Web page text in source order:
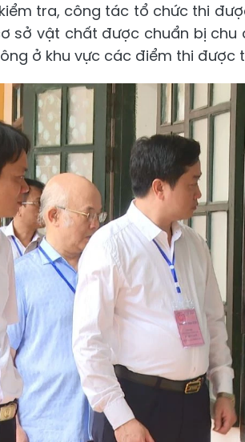
tra, công tác tổ chức thi
sở vật chất được chuẩn bị
ở khu vực các điểm thi được